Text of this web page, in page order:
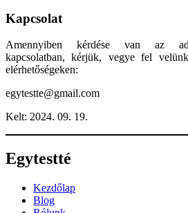
Kapcsolat
Amennyiben kérdése van az
kapcsolatban, kérjük, vegye fel
elérhetőségeken:
egytestte@gmail.com
Kelt: 2024. 09. 19.
Egytestté
Kezdőlap
Blog